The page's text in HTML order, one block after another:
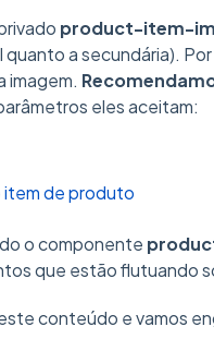
product-item-
a secundária).
imagem.
eles aceitam:
item de produto
o componente
que estão flutuando
conteúdo e vamos